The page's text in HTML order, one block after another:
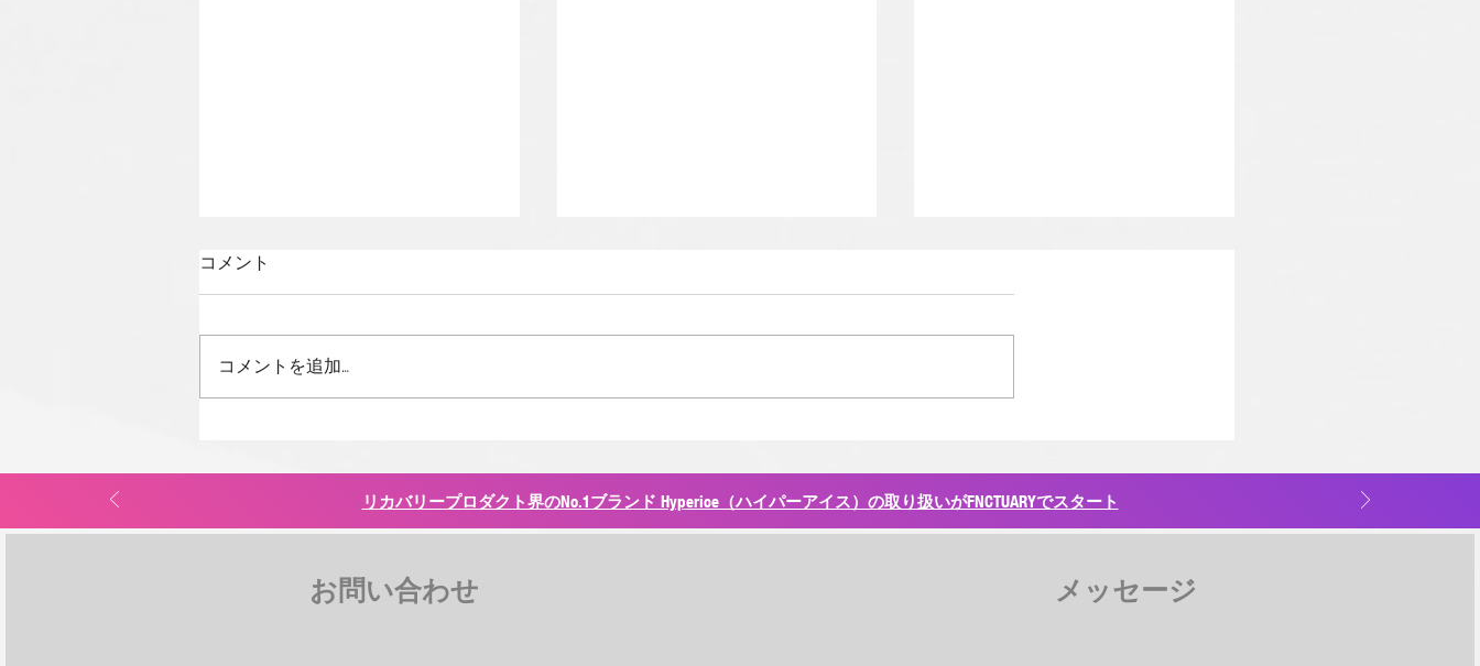
パートであるミケル・バカ
ス・バスタン氏による購入者
損傷について ＜欧州フィジカ
ル/スポーツメディカルレポー
が リニューアルされて 12月1
日（日）に東京にて開催
コメント
コメントを追加…
リカバリープロダクト界のNo.1ブランド Hyperice（ハイパーアイス）の取り扱いがFNCTUARYでスタート
お問い合わせ メッセージ